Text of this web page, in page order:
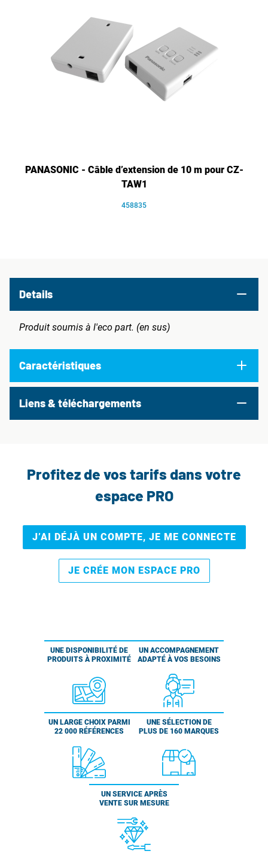
PANASONIC - Câble d’extension de 10 m pour CZ-
TAW1
458835
Details
Produit soumis à l'eco part. (en sus)
Caractéristiques
Liens & téléchargements
Profitez de vos tarifs dans votre
espace PRO
J’AI DÉJÀ UN COMPTE, JE ME CONNECTE
JE CRÉE MON ESPACE PRO
UNE DISPONIBILITÉ DE
PRODUITS À PROXIMITÉ
UN ACCOMPAGNEMENT
ADAPTÉ À VOS BESOINS
UN LARGE CHOIX PARMI
22 000 RÉFÉRENCES
UNE SÉLECTION DE
PLUS DE 160 MARQUES
UN SERVICE APRÈS
VENTE SUR MESURE